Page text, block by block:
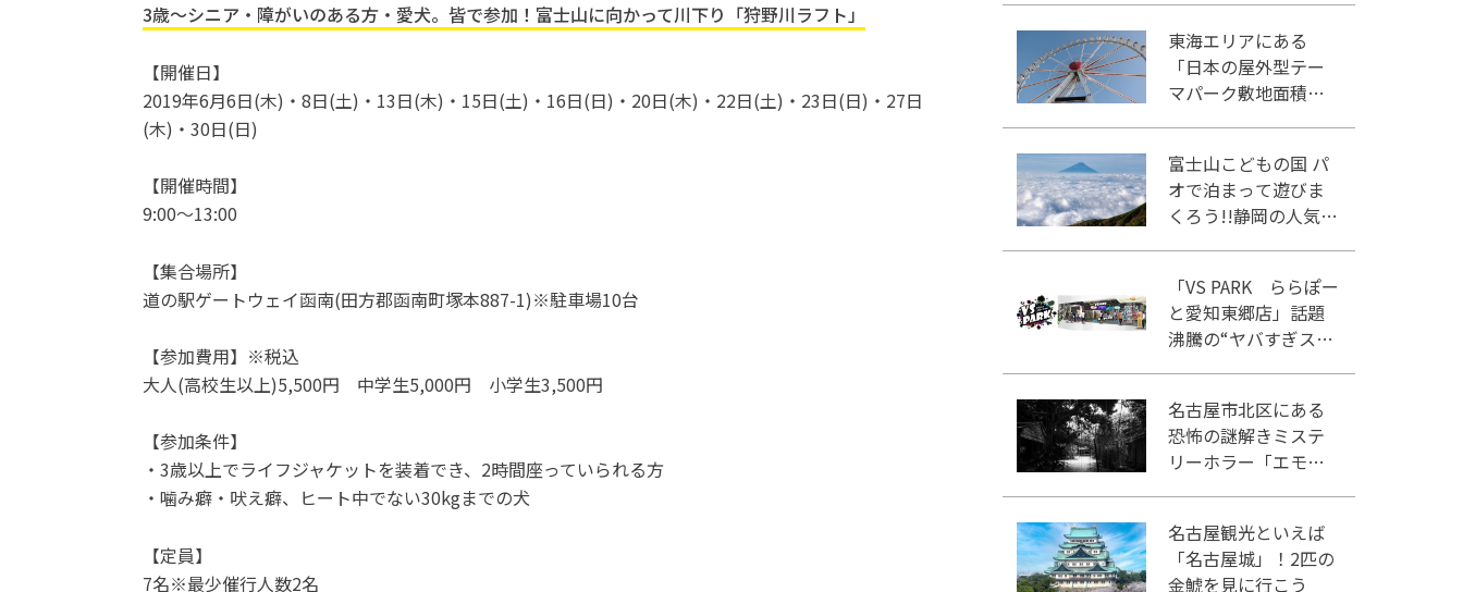
3歳〜シニア・障がいのある方・愛犬。皆で参加！富士山に向かって川下り「狩野川ラフト」
【開催日】
2019年6月6日(木)・8日(土)・13日(木)・15日(土)・16日(日)・20日(木)・22日(土)・23日(日)・27日
(木)・30日(日)
【開催時間】
9:00〜13:00
【集合場所】
道の駅ゲートウェイ函南(田方郡函南町塚本887-1)※駐車場10台
【参加費用】※税込
大人(高校生以上)5,500円 中学生5,000円 小学生3,500円
【参加条件】
・3歳以上でライフジャケットを装着でき、2時間座っていられる方
・噛み癖・吠え癖、ヒート中でない30kgまでの犬
【定員】
7名※最少催行人数2名
東海エリアにある
「日本の屋外型テー
マパーク敷地面積ラ
富士山こどもの国 パ
オで泊まって遊びま
くろう!!静岡の人気冒
「VS PARK ららぽー
と愛知東郷店」話題
沸騰の“ヤバすぎスポ
名古屋市北区にある
恐怖の謎解きミステ
リーホラー「エモい
名古屋観光といえば
「名古屋城」！2匹の
金鯱を見に行こう